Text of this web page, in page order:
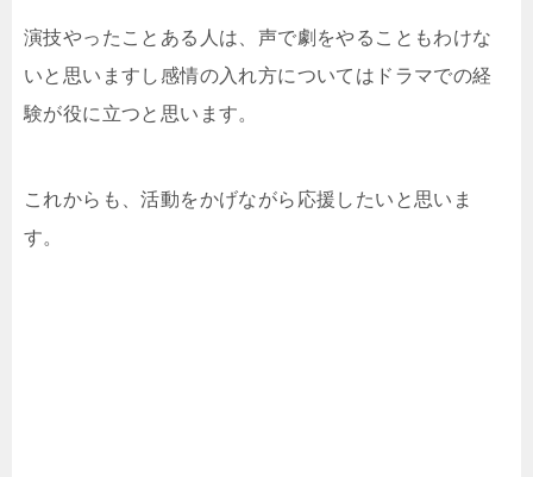
演技やったことある人は、声で劇をやることもわけな
いと思いますし感情の入れ方についてはドラマでの経
験が役に立つと思います。
これからも、活動をかげながら応援したいと思いま
す。